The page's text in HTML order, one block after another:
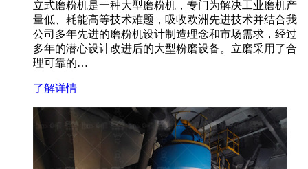
立式磨粉机是一种大型磨粉机，专门为解决工业磨机产
量低、耗能高等技术难题，吸收欧洲先进技术并结合我
公司多年先进的磨粉机设计制造理念和市场需求，经过
多年的潜心设计改进后的大型粉磨设备。立磨采用了合
理可靠的…
了解详情